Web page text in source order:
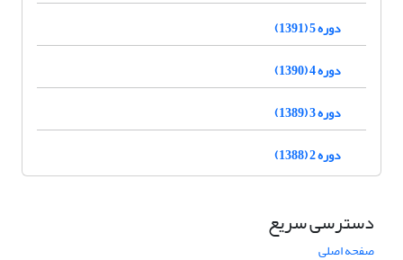
دوره 5 (1391)
دوره 4 (1390)
دوره 3 (1389)
دوره 2 (1388)
دسترسی سریع
صفحه اصلی